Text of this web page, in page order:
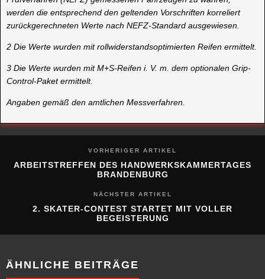
werden die entsprechend den geltenden Vorschriften korreliert
zurückgerechneten Werte nach NEFZ-Standard ausgewiesen.
2 Die Werte wurden mit rollwiderstandsoptimierten Reifen ermittelt.
3 Die Werte wurden mit M+S-Reifen i. V. m. dem optionalen Grip-
Control-Paket ermittelt.
Angaben gemäß den amtlichen Messverfahren.
VORHERIGER ARTIKEL
ARBEITSTREFFEN DES HANDWERKSKAMMERTAGES
BRANDENBURG
NÄCHSTER ARTIKEL
2. SKATER-CONTEST STARTET MIT VOLLER
BEGEISTERUNG
ÄHNLICHE BEITRÄGE